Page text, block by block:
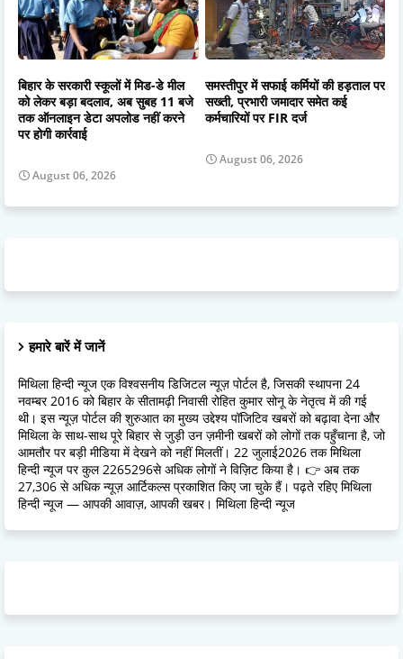
बिहार के सरकारी स्कूलों में मिड-डे मील
को लेकर बड़ा बदलाव, अब सुबह 11 बजे
तक ऑनलाइन डेटा अपलोड नहीं करने
पर होगी कार्रवाई
August 06, 2026
समस्तीपुर में सफाई कर्मियों की हड़ताल पर
सख्ती, प्रभारी जमादार समेत कई
कर्मचारियों पर FIR दर्ज
August 06, 2026
हमारे बारें में जानें
मिथिला हिन्दी न्यूज एक विश्वसनीय डिजिटल न्यूज़ पोर्टल है, जिसकी स्थापना 24
नवम्बर 2016 को बिहार के सीतामढ़ी निवासी रोहित कुमार सोनू के नेतृत्व में की गई
थी। इस न्यूज़ पोर्टल की शुरुआत का मुख्य उद्देश्य पॉजिटिव खबरों को बढ़ावा देना और
मिथिला के साथ-साथ पूरे बिहार से जुड़ी उन ज़मीनी खबरों को लोगों तक पहुँचाना है, जो
आमतौर पर बड़ी मीडिया में देखने को नहीं मिलतीं। 22 जुलाई2026 तक मिथिला
हिन्दी न्यूज पर कुल 2265296से अधिक लोगों ने विज़िट किया है। 👉 अब तक
27,306 से अधिक न्यूज़ आर्टिकल्स प्रकाशित किए जा चुके हैं। पढ़ते रहिए मिथिला
हिन्दी न्यूज — आपकी आवाज़, आपकी खबर। मिथिला हिन्दी न्यूज